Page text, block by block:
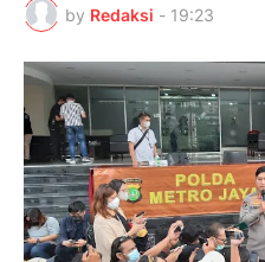
by Redaksi - 19:23